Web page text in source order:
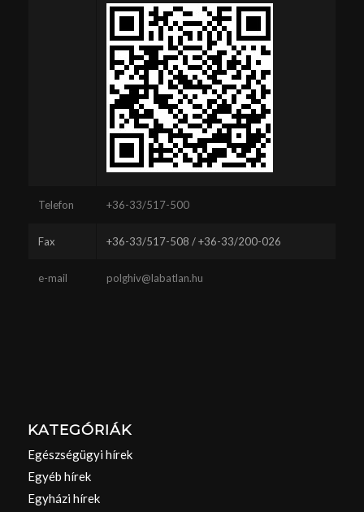
Telefon +36-33/517-500
Fax +36-33/517-508 / +36-33/200-026
e-mail polghiv@labatlan.hu
KATEGÓRIÁK
Egészségügyi hírek
Egyéb hírek
Egyházi hírek